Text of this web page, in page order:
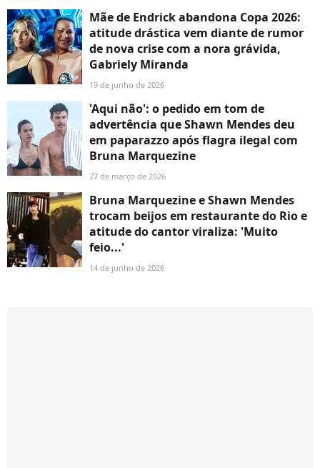
Mãe de Endrick abandona Copa 2026:
atitude drástica vem diante de rumor
de nova crise com a nora grávida,
Gabriely Miranda
19 de junho de 2026
'Aqui não': o pedido em tom de
advertência que Shawn Mendes deu
em paparazzo após flagra ilegal com
Bruna Marquezine
27 de março de 2026
Bruna Marquezine e Shawn Mendes
trocam beijos em restaurante do Rio e
atitude do cantor viraliza: 'Muito
feio...'
14 de junho de 2026